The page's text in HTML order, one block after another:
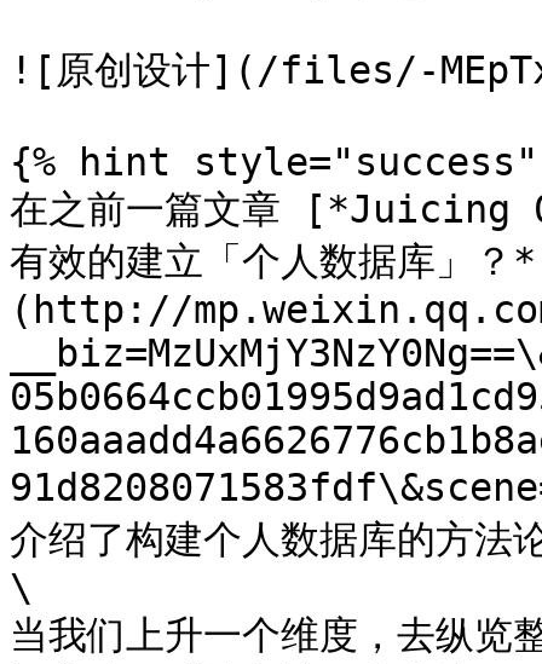
![原创设计](/files/-
{% hint style="success"
在之前一篇文章 [*Juicing
有效的建立「个人数据库」？
(http://
介绍了构建个人数据库的方
\
当我们上升一个维度，去纵览